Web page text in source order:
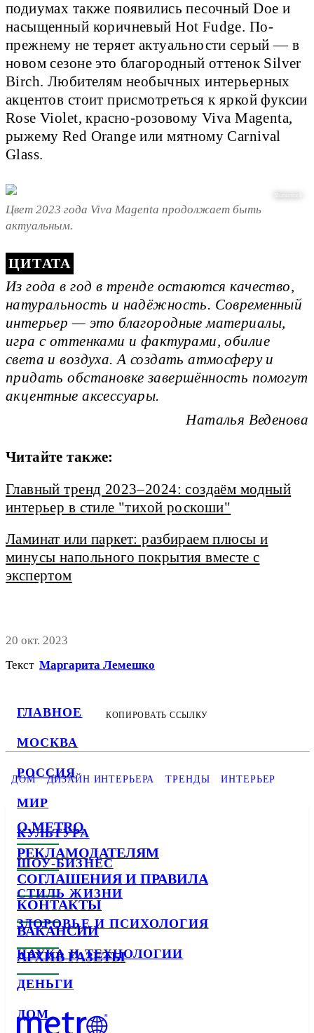
ГЛАВНОЕ
МОСКВА
РОССИЯ
МИР
КУЛЬТУРА
ШОУ-БИЗНЕС
СТИЛЬ ЖИЗНИ
ЗДОРОВЬЕ И ПСИХОЛОГИЯ
НАУКА И ТЕХНОЛОГИИ
ДЕНЬГИ
ДОМ
подиумах также появились песочный Doe и
насыщенный коричневый Hot Fudge. По-
прежнему не теряет актуальности серый — в
новом сезоне это благородный оттенок Silver
Birch. Любителям необычных интерьерных
акцентов стоит присмотреться к яркой фуксии
Rose Violet, красно-розовому Viva Magenta,
рыжему Red Orange или мятному Carnival
Glass.
Цвет 2023 года Viva Magenta продолжает быть
актуальным.
Из года в год в тренде остаются качество,
натуральность и надёжность. Современный
интерьер — это благородные материалы,
игра с оттенками и фактурами, обилие
света и воздуха. А создать атмосферу и
придать обстановке завершённость помогут
акцентные аксессуары.
Наталья Веденова
Читайте также:
Главный тренд 2023–2024: создаём модный
интерьер в стиле "тихой роскоши"
Ламинат или паркет: разбираем плюсы и
минусы напольного покрытия вместе с
экспертом
20 окт. 2023
Текст Маргарита Лемешко
КОПИРОВАТЬ ССЫЛКУ
ДОМ ДИЗАЙН ИНТЕРЬЕРА ТРЕНДЫ ИНТЕРЬЕР
О METRO
РЕКЛАМОДАТЕЛЯМ
СОГЛАШЕНИЯ И ПРАВИЛА
КОНТАКТЫ
ВАКАНСИИ
АРХИВ ГАЗЕТЫ